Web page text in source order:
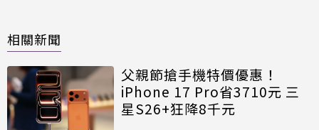
相關新聞
父親節搶手機特價優惠！
iPhone 17 Pro省3710元 三
星S26+狂降8千元